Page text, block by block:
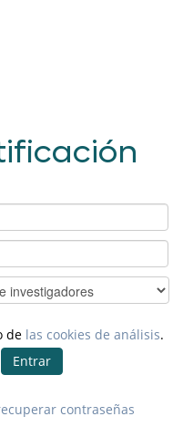
de las cookies de análisis.
contraseñas